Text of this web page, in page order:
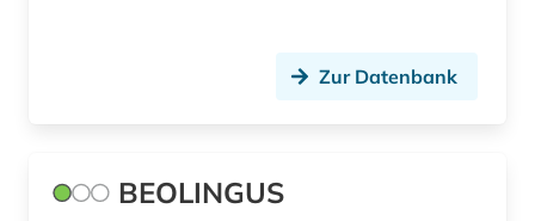
Zur Datenbank
BEOLINGUS